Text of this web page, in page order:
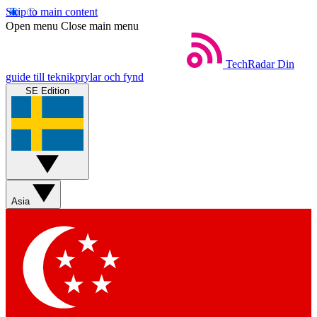
Skip to main content
Open menu Close main menu
TechRadar Din
guide till teknikprylar och fynd
SE Edition
Asia